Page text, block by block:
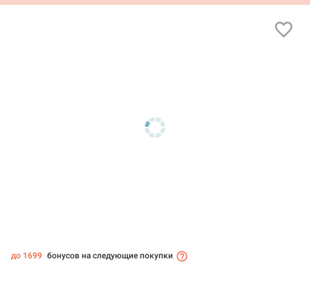
до 1699 бонусов на следующие покупки